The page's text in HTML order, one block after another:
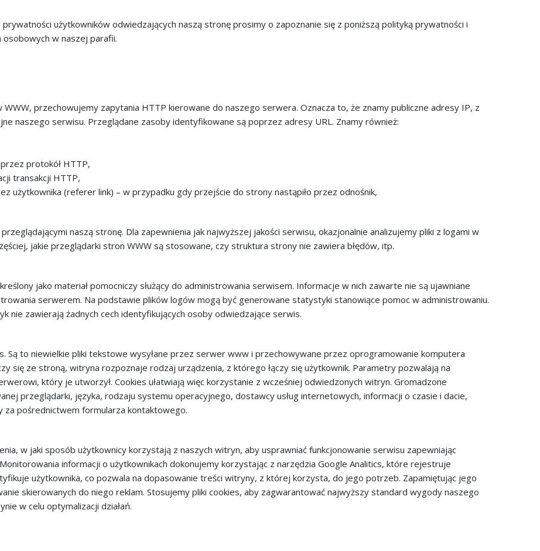
użytkowników odwiedzających naszą stronę prosimy o zapoznanie się z poniższą polityką prywatności i
w naszej parafii.
przechowujemy zapytania HTTP kierowane do naszego serwera. Oznacza to, że znamy publiczne adresy IP, z
naszego serwisu. Przeglądane zasoby identyfikowane są poprzez adresy URL. Znamy również:
protokół HTTP,
transakcji HTTP,
użytkownika (referer link) – w przypadku gdy przejście do strony nastąpiło przez odnośnik,
naszą stronę. Dla zapewnienia jak najwyższej jakości serwisu, okazjonalnie analizujemy pliki z logami w
jakie przeglądarki stron WWW są stosowane, czy struktura strony nie zawiera błędów, itp.
jako materiał pomocniczy służący do administrowania serwisem. Informacje w nich zawarte nie są ujawniane
serwerem. Na podstawie plików logów mogą być generowane statystyki stanowiące pomoc w administrowaniu.
nie zawierają żadnych cech identyfikujących osoby odwiedzające serwis.
Są to niewielkie pliki tekstowe wysyłane przez serwer www i przechowywane przez oprogramowanie komputera
się ze stroną, witryna rozpoznaje rodzaj urządzenia, z którego łączy się użytkownik. Parametry pozwalają na
który je utworzył. Cookies ułatwiają więc korzystanie z wcześniej odwiedzonych witryn. Gromadzone
przeglądarki, języka, rodzaju systemu operacyjnego, dostawcy usług internetowych, informacji o czasie i dacie,
za pośrednictwem formularza kontaktowego.
w jaki sposób użytkownicy korzystają z naszych witryn, aby usprawniać funkcjonowanie serwisu zapewniając
informacji o użytkownikach dokonujemy korzystając z narzędzia Google Analitics, które rejestruje
użytkownika, co pozwala na dopasowanie treści witryny, z której korzysta, do jego potrzeb. Zapamiętując jego
skierowanych do niego reklam. Stosujemy pliki cookies, aby zagwarantować najwyższy standard wygody naszego
w celu optymalizacji działań.